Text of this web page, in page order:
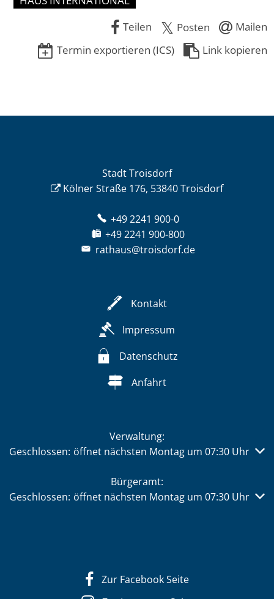
Teilen
Posten
Mailen
Termin exportieren (ICS)
Link kopieren
Stadt Troisdorf
Kölner Straße 176, 53840 Troisdorf
+49 2241 900-0
+49 2241 900-800
rathaus@troisdorf.de
Kontakt
Impressum
Datenschutz
Anfahrt
Verwaltung:
Klicken, um weitere Öffnungs- oder Schließzeiten
Geschlossen: öffnet nächsten Montag um 07:30 Uhr
Bürgeramt:
Klicken, um weitere Öffnungs- oder Schließzeiten
Geschlossen: öffnet nächsten Montag um 07:30 Uhr
Zur Facebook Seite